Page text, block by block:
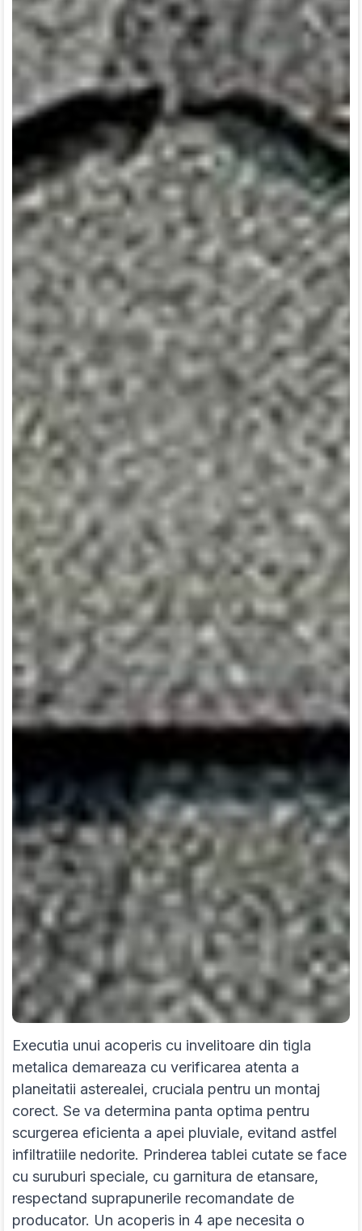
Executia unui acoperis cu invelitoare din tigla
metalica demareaza cu verificarea atenta a
planeitatii asterealei, cruciala pentru un montaj
corect. Se va determina panta optima pentru
scurgerea eficienta a apei pluviale, evitand astfel
infiltratiile nedorite. Prinderea tablei cutate se face
cu suruburi speciale, cu garnitura de etansare,
respectand suprapunerile recomandate de
producator. Un acoperis in 4 ape necesita o